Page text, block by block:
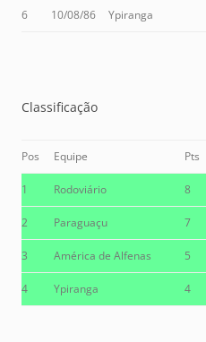
6 10/08/86 Ypiranga
Classificação
Pos Equipe Pts
1 Rodoviário 8
2 Paraguaçu 7
3 América de Alfenas 5
4 Ypiranga 4